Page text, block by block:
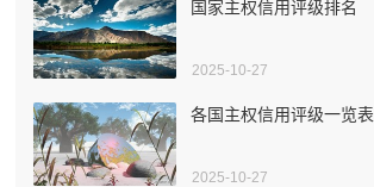
国家主权信用评级排名
2025-10-27
各国主权信用评级一览表
2025-10-27